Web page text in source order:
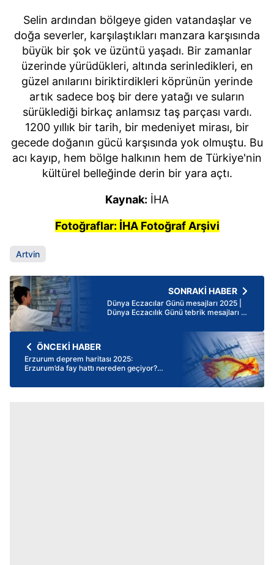
Selin ardından bölgeye giden vatandaşlar ve
doğa severler, karşılaştıkları manzara karşısında
büyük bir şok ve üzüntü yaşadı. Bir zamanlar
üzerinde yürüdükleri, altında serinledikleri, en
güzel anılarını biriktirdikleri köprünün yerinde
artık sadece boş bir dere yatağı ve suların
sürüklediği birkaç anlamsız taş parçası vardı.
1200 yıllık bir tarih, bir medeniyet mirası, bir
gecede doğanın gücü karşısında yok olmuştu. Bu
acı kayıp, hem bölge halkının hem de Türkiye'nin
kültürel belleğinde derin bir yara açtı.
Kaynak: İHA
Fotoğraflar: İHA Fotoğraf Arşivi
Artvin
SONRAKİ HABER
Dünya Eczacılar Günü mesajları 2025 |
Dünya Eczacılık Günü tebrik mesajları ve
ÖNCEKİ HABER
Erzurum deprem haritası 2025:
Erzurum’da fay hattı nereden geçiyor?